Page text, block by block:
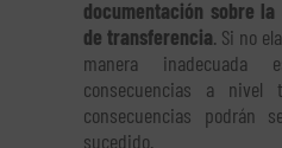
documentación sobre
de transferencia. Si no
manera
consecuencias a nivel
consecuencias podrán
sucedido.